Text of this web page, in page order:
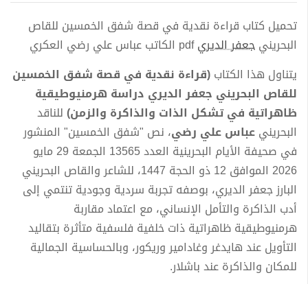
تحميل كتاب قراءة نقدية في قصة شفق الخمسين للقاص
البحرينيجعفر الديريpdf الكاتب عباس علي رضي العكري
يتناول هذا الكتاب(قراءة نقدية في قصة شفق الخمسين
للقاص البحريني جعفر الديري دراسة هرمنيوطيقية
ظاهراتية في تشكل الذات والذاكرة والزمن)للناقد
البحرينيعباس علي رضي، نص "شفق الخمسين" المنشور
في صحيفة الأيام البحرينية العدد 13565 الجمعة 29 مايو
2026 الموافق 12 ذو الحجة 1447، للشاعر والقاص البحريني
البارز جعفر الديري، بوصفه تجربة سردية وجودية تنتمي إلى
أدب الذاكرة والتأمل الإنساني، مع اعتماد مقاربة
هرمنيوطيقية ظاهراتية ذات خلفية فلسفية متأثرة بتقاليد
التأويل عند هايدغر وغادامير وريكور، وبالحساسية الجمالية
للمكان والذاكرة عند باشلار.